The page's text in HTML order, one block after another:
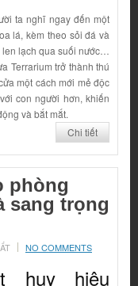
ta nghĩ ngay đến một
lá, kèm theo sỏi đá và
lạch qua suối nước…
Terrarium trở thành thú
một cách mới mẻ độc
con người hơn, khiến
và bắt mắt.
Chi tiết
phòng
sang trọng
NO COMMENTS
huy hiệu